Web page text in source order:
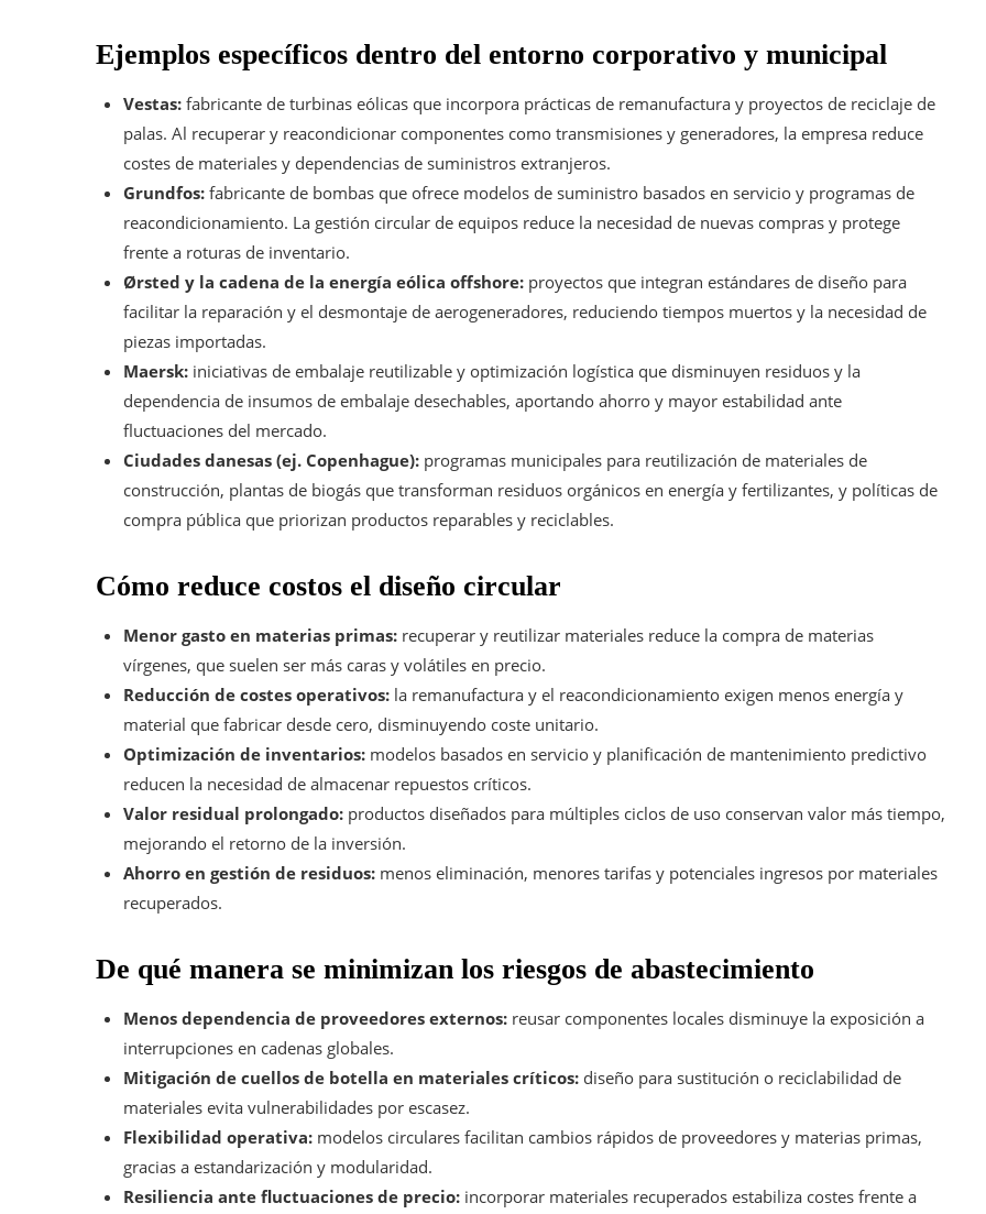
Ejemplos específicos dentro del entorno corporativo y municipal
Vestas: fabricante de turbinas eólicas que incorpora prácticas de remanufactura y proyectos de reciclaje de
palas. Al recuperar y reacondicionar componentes como transmisiones y generadores, la empresa reduce
costes de materiales y dependencias de suministros extranjeros.
Grundfos: fabricante de bombas que ofrece modelos de suministro basados en servicio y programas de
reacondicionamiento. La gestión circular de equipos reduce la necesidad de nuevas compras y protege
frente a roturas de inventario.
Ørsted y la cadena de la energía eólica offshore: proyectos que integran estándares de diseño para
facilitar la reparación y el desmontaje de aerogeneradores, reduciendo tiempos muertos y la necesidad de
piezas importadas.
Maersk: iniciativas de embalaje reutilizable y optimización logística que disminuyen residuos y la
dependencia de insumos de embalaje desechables, aportando ahorro y mayor estabilidad ante
fluctuaciones del mercado.
Ciudades danesas (ej. Copenhague): programas municipales para reutilización de materiales de
construcción, plantas de biogás que transforman residuos orgánicos en energía y fertilizantes, y políticas de
compra pública que priorizan productos reparables y reciclables.
Cómo reduce costos el diseño circular
Menor gasto en materias primas: recuperar y reutilizar materiales reduce la compra de materias
vírgenes, que suelen ser más caras y volátiles en precio.
Reducción de costes operativos: la remanufactura y el reacondicionamiento exigen menos energía y
material que fabricar desde cero, disminuyendo coste unitario.
Optimización de inventarios: modelos basados en servicio y planificación de mantenimiento predictivo
reducen la necesidad de almacenar repuestos críticos.
Valor residual prolongado: productos diseñados para múltiples ciclos de uso conservan valor más tiempo,
mejorando el retorno de la inversión.
Ahorro en gestión de residuos: menos eliminación, menores tarifas y potenciales ingresos por materiales
recuperados.
De qué manera se minimizan los riesgos de abastecimiento
Menos dependencia de proveedores externos: reusar componentes locales disminuye la exposición a
interrupciones en cadenas globales.
Mitigación de cuellos de botella en materiales críticos: diseño para sustitución o reciclabilidad de
materiales evita vulnerabilidades por escasez.
Flexibilidad operativa: modelos circulares facilitan cambios rápidos de proveedores y materias primas,
gracias a estandarización y modularidad.
Resiliencia ante fluctuaciones de precio: incorporar materiales recuperados estabiliza costes frente a